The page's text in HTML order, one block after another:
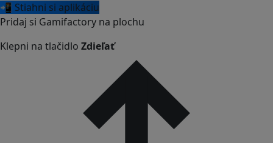
📲 Stiahni si aplikáciu
Pridaj si Gamifactory na plochu
Klepni na tlačidlo Zdieľať